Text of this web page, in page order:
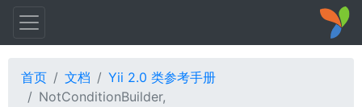
首页 文档
Yii 2.0 类参考手册
NotConditionBuilder,